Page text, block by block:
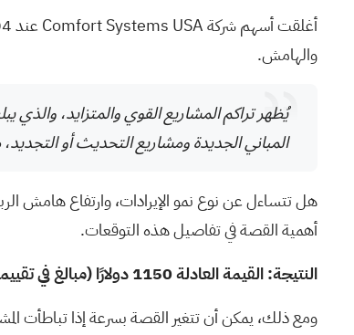
والهامش.
المباني الجديدة ومشاريع التحديث أو
هل تتساءل عن نوع نمو الإيرادات، وارتفاع هامش
أهمية القصة في تفاصيل هذه التوقعات.
النتيجة: القيمة العادلة 1150 دولارًا (مبالغ في تقييمها)
ومع ذلك، يمكن أن تتغير القصة بسرعة إذا تباطأت